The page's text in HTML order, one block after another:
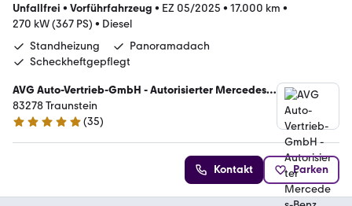
Unfallfrei • Vorführfahrzeug • EZ 05/2025 • 17.000 km •
270 kW (367 PS) • Diesel
Standheizung
Panoramadach
Scheckheftgepflegt
AVG Auto-Vertrieb-GmbH - Autorisierter Mercedes-
Benz Verkauf und Service
83278 Traunstein
4.8 Sterne
(35)
Kontakt Parken